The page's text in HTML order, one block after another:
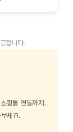
합니다.
핑몰 연동까지.
세요.